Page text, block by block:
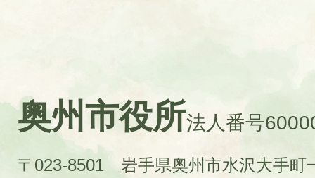
奥州市役所法人番号
〒023-8501 岩手県奥州市水沢大手町